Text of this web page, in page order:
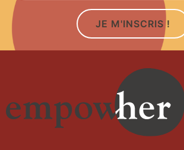
JE M'INSCRIS !